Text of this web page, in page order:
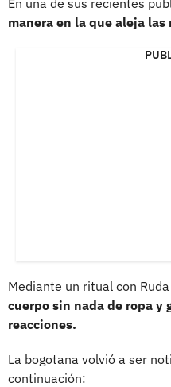
manera en la que aleja las
Mediante un ritual con
cuerpo sin nada de ropa y
reacciones.
La bogotana volvió a ser
continuación: